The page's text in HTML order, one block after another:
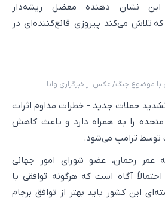
این نشان دهنده معضل ریشه‌دار
تلاش می‌کند پیروزی قانع‌کننده‌ای در
با موضوع جنگ/ عکس از خبرگزاری وانا
حملات جدید - خطرات مداوم اثرات
متحده را به همراه دارد و باعث کاهش
توسط ترامپ می‌شود.
عمر رحمان، عضو شورای امور جهانی
احتمالاً آگاه است که هرگونه توافقی با
این کشور باید بهتر از توافق برجام